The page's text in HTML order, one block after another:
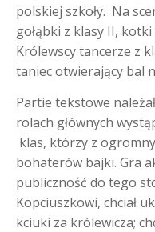
polskiej szkoły. Na
gołąbki z klasy II,
Królewscy tancerze z
taniec otwierający bal
Partie tekstowe
rolach głównych
klas, którzy z
bohaterów bajki. Gra
publiczność do tego
Kopciuszkowi, chciał
kciuki za królewicza;